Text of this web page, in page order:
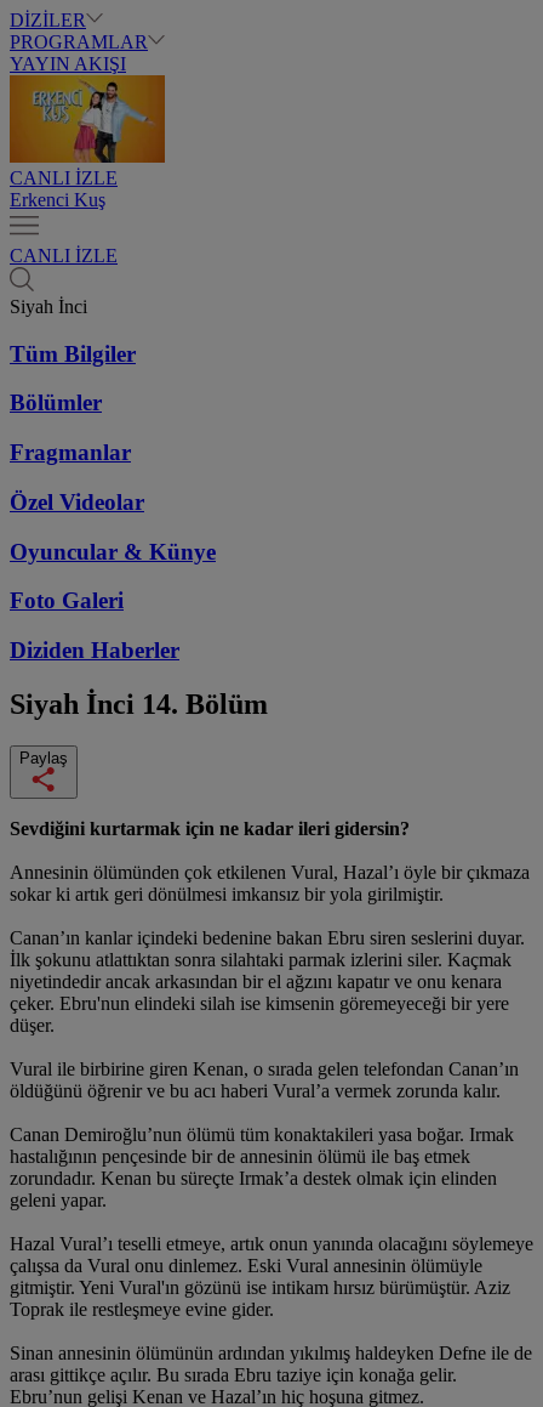
DİZİLER
PROGRAMLAR
YAYIN AKIŞI
CANLI İZLE
Erkenci Kuş
CANLI İZLE
Siyah İnci
Tüm Bilgiler
Bölümler
Fragmanlar
Özel Videolar
Oyuncular & Künye
Foto Galeri
Diziden Haberler
Siyah İnci 14. Bölüm
Paylaş
Sevdiğini kurtarmak için ne kadar ileri gidersin?
Annesinin ölümünden çok etkilenen Vural, Hazal’ı öyle bir çıkmaza
sokar ki artık geri dönülmesi imkansız bir yola girilmiştir.
Canan’ın kanlar içindeki bedenine bakan Ebru siren seslerini duyar.
İlk şokunu atlattıktan sonra silahtaki parmak izlerini siler. Kaçmak
niyetindedir ancak arkasından bir el ağzını kapatır ve onu kenara
çeker. Ebru'nun elindeki silah ise kimsenin göremeyeceği bir yere
düşer.
Vural ile birbirine giren Kenan, o sırada gelen telefondan Canan’ın
öldüğünü öğrenir ve bu acı haberi Vural’a vermek zorunda kalır.
Canan Demiroğlu’nun ölümü tüm konaktakileri yasa boğar. Irmak
hastalığının pençesinde bir de annesinin ölümü ile baş etmek
zorundadır. Kenan bu süreçte Irmak’a destek olmak için elinden
geleni yapar.
Hazal Vural’ı teselli etmeye, artık onun yanında olacağını söylemeye
çalışsa da Vural onu dinlemez. Eski Vural annesinin ölümüyle
gitmiştir. Yeni Vural'ın gözünü ise intikam hırsız bürümüştür. Aziz
Toprak ile restleşmeye evine gider.
Sinan annesinin ölümünün ardından yıkılmış haldeyken Defne ile de
arası gittikçe açılır. Bu sırada Ebru taziye için konağa gelir.
Ebru’nun gelişi Kenan ve Hazal’ın hiç hoşuna gitmez.